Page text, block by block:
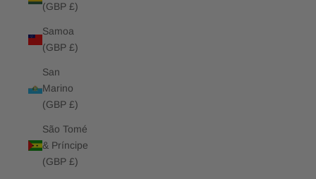
(GBP £)
Samoa
(GBP £)
San
Marino
(GBP £)
São Tomé
& Príncipe
(GBP £)